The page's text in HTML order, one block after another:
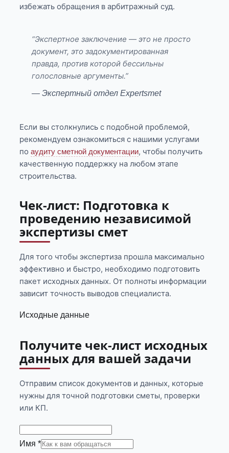
избежать обращения в арбитражный суд.
“Экспертное заключение — это не просто
документ, это задокументированная
правда, против которой бессильны
голословные аргументы.”
— Экспертный отдел Expertsmet
Если вы столкнулись с подобной проблемой,
рекомендуем ознакомиться с нашими услугами
поаудиту сметной документации, чтобы получить
качественную поддержку на любом этапе
строительства.
Чек-лист: Подготовка к
проведению независимой
экспертизы смет
Для того чтобы экспертиза прошла максимально
эффективно и быстро, необходимо подготовить
пакет исходных данных. От полноты информации
зависит точность выводов специалиста.
Исходные данные
Получите чек-лист исходных
данных для вашей задачи
Отправим список документов и данных, которые
нужны для точной подготовки сметы, проверки
или КП.
Имя *